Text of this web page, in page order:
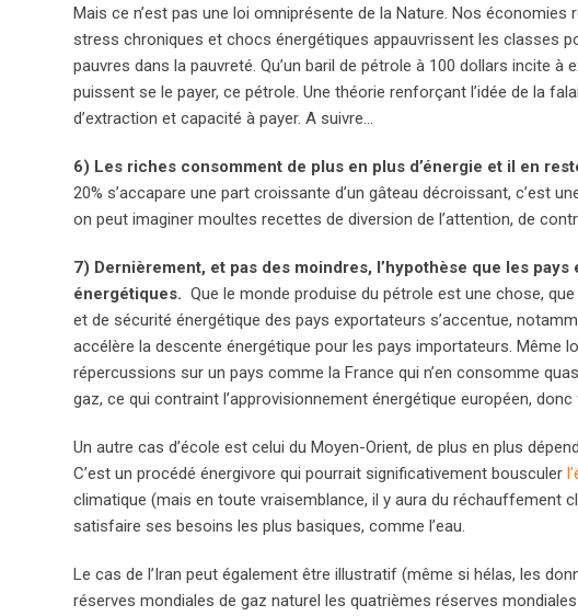
Mais ce n’est pas une loi omniprésente de la Nature. Nos
stress chroniques et chocs énergétiques appauvrissent les classes
pauvres dans la pauvreté. Qu’un baril de pétrole à 100 dollars incite
puissent se le payer, ce pétrole. Une théorie renforçant l’idée de la
d’extraction et capacité à payer. A suivre…
6) Les riches consomment de plus en plus d’énergie et il en
20% s’accapare une part croissante d’un gâteau décroissant, c’est
on peut imaginer moultes recettes de diversion de l’attention, de
7) Dernièrement, et pas des moindres, l’hypothèse que les
énergétiques. Que le monde produise du pétrole est une chose,
et de sécurité énergétique des pays exportateurs s’accentue,
accélère la descente énergétique pour les pays importateurs. Même
répercussions sur un pays comme la France qui n’en consomme
gaz, ce qui contraint l’approvisionnement énergétique européen, donc
Un autre cas d’école est celui du Moyen-Orient, de plus en plus
C’est un procédé énergivore qui pourrait significativement bousculer
climatique (mais en toute vraisemblance, il y aura du réchauffement
satisfaire ses besoins les plus basiques, comme l’eau.
Le cas de l’Iran peut également être illustratif (même si hélas, les
réserves mondiales de gaz naturel les quatrièmes réserves